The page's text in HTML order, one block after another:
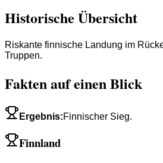
Historische Übersicht
Riskante finnische Landung im
Truppen.
Fakten auf einen Blick
Ergebnis:Finnischer Sieg.
Finnland